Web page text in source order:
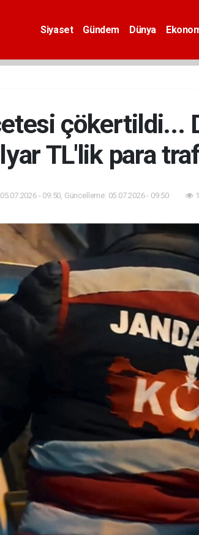
Siyaset Gündem Dünya
çökertildi...
TL'lik para
05.07.2026 - 09:50, Güncelleme: 05.07.2026 - 09:50